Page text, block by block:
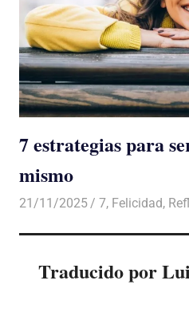
7 estrategias para
mismo
21/11/2025 De todo un Poco
7, Felicidad,
Traducido por